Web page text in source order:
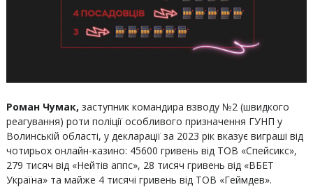
Роман Чумак, заступник командира взводу №2 (швидкого
реагування) роти поліції особливого призначення ГУНП у
Волинській області, у декларації за 2023 рік вказує виграші від
чотирьох онлайн-казино: 45600 гривень від ТОВ «Спейсикс»,
279 тисяч від «Нейтів аппс», 28 тисяч гривень від «ВБЕТ
Україна» та майже 4 тисячі гривень від ТОВ «Геймдев».